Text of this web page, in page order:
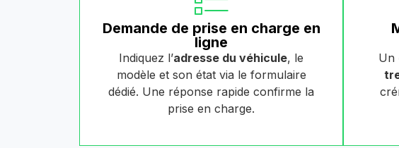
Demande de prise en charge en
ligne
Indiquez l’adresse du véhicule, le
modèle et son état via le formulaire
dédié. Une réponse rapide confirme la
prise en charge.
Un